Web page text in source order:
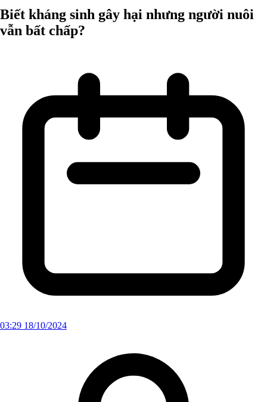
Biết kháng sinh gây hại nhưng người nuôi
vẫn bất chấp?
03:29 18/10/2024